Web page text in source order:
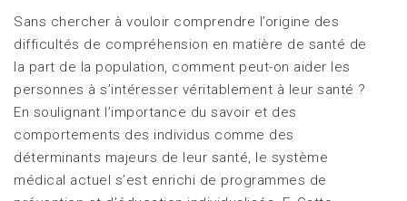
Sans chercher à vouloir comprendre l’origine des
difficultés de compréhension en matière de santé de
la part de la population, comment peut-on aider les
personnes à s’intéresser véritablement à leur santé ?
En soulignant l’importance du savoir et des
comportements des individus comme des
déterminants majeurs de leur santé, le système
médical actuel s’est enrichi de programmes de